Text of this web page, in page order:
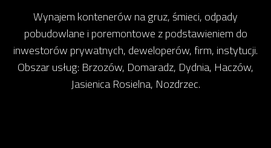
Wynajem kontenerów na gruz, śmieci, odpady
pobudowlane i poremontowe z podstawieniem do
inwestorów prywatnych, deweloperów, firm, instytucji.
Obszar usług: Brzozów, Domaradz, Dydnia, Haczów,
Jasienica Rosielna, Nozdrzec.